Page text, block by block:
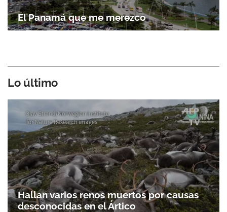
El Panamá que me merezco
Lo último
Hallan varios renos muertos por causas
desconocidas en el Ártico